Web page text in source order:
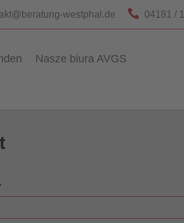
westphal.de  04181 /
Nasze biura AVGS